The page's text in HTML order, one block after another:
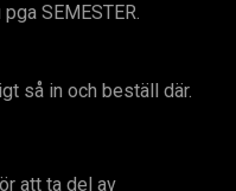
SEMESTER.
så in och beställ där.
att ta del av